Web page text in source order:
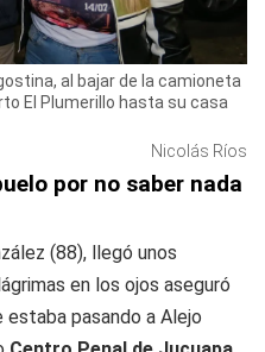
al bajar de la camioneta
El Plumerillo hasta su casa
Nicolás Ríos
por no saber nada
(88), llegó unos
en los ojos aseguró
pasando a Alejo